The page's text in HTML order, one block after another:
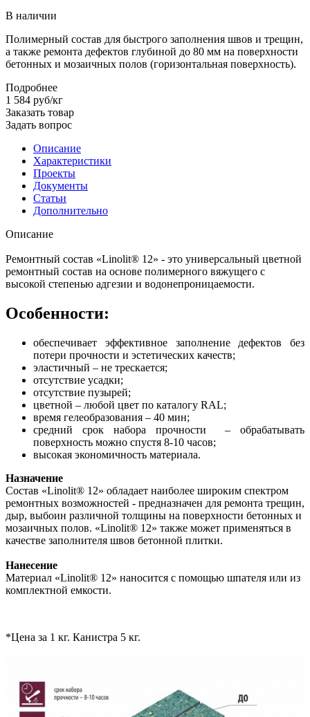
В наличии
Полимерный состав для быстрого заполнения швов и трещин,
а также ремонта дефектов глубиной до 80 мм на поверхности
бетонных и мозаичных полов (горизонтальная поверхность).
Подробнее
1 584 руб/кг
Заказать товар
Задать вопрос
Описание
Характеристики
Проекты
Документы
Статьи
Дополнительно
Описание
Ремонтный состав «Linolit® 12» - это универсальный цветной
ремонтный состав на основе полимерного вяжущего с
высокой степенью адгезии и водонепроницаемости.
Особенности:
обеспечивает эффективное заполнение дефектов без
потери прочности и эстетических качеств;
эластичный – не трескается;
отсутствие усадки;
отсутствие пузырей;
цветной – любой цвет по каталогу RAL;
время гелеобразования – 40 мин;
средний срок набора прочности – обрабатывать
поверхность можно спустя 8-10 часов;
высокая экономичность материала.
Назначение
Состав «Linolit® 12» обладает наиболее широким спектром
ремонтных возможностей - предназначен для ремонта трещин,
дыр, выбоин различной толщины на поверхности бетонных и
мозаичных полов. «Linolit® 12» также может применяться в
качестве заполнителя швов бетонной плитки.
Нанесение
Материал «Linolit® 12» наносится с помощью шпателя или из
комплектной емкости.
*Цена за 1 кг. Канистра 5 кг.